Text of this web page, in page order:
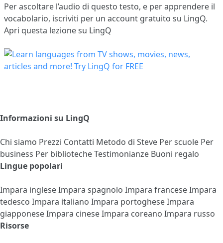
Per ascoltare l’audio di questo testo, e per apprendere il
vocabolario, iscriviti per un account gratuito su LingQ.
Apri questa lezione su LingQ
Informazioni su LingQ
Chi siamo Prezzi Contatti Metodo di Steve Per scuole Per
business Per bibliotecheTestimonianze Buoni regalo
Lingue popolari
Impara ingleseImpara spagnolo Impara franceseImpara
tedesco Impara italiano Impara portogheseImpara
giapponeseImpara cineseImpara coreano Impara russo
Risorse